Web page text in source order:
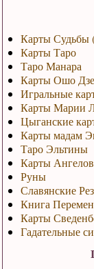
Карты
Карты Таро
Таро Манара
Карты Ошо
Игральные
Карты Марии
Цыганские
Карты мадам
Таро Эльтины
Карты
Руны
Славянские
Книга
Карты
Гадательные